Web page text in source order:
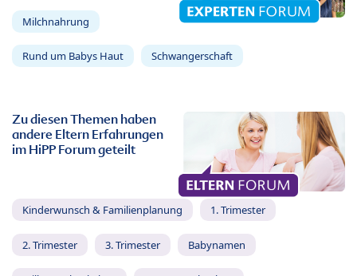
Milchnahrung
Rund um Babys Haut Schwangerschaft
Zu diesen Themen haben
andere Eltern Erfahrungen
im HiPP Forum geteilt
Kinderwunsch & Familienplanung 1. Trimester
2. Trimester 3. Trimester Babynamen